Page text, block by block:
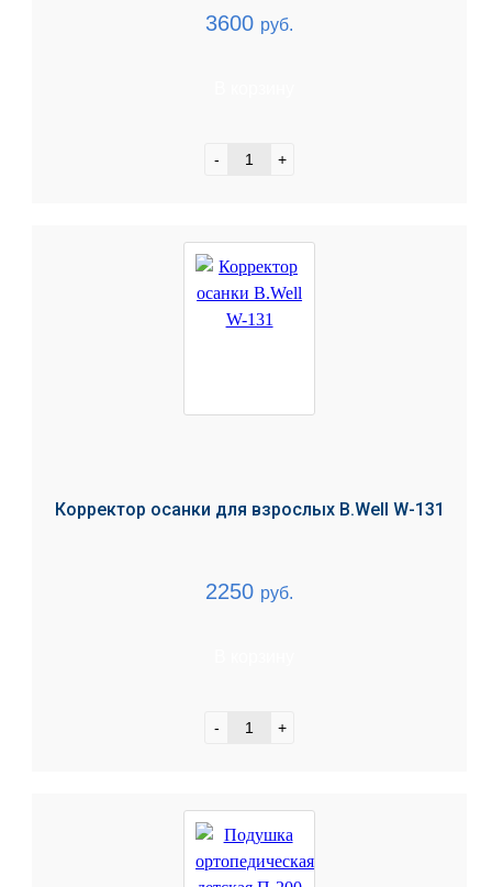
3600 руб.
- +
Корректор осанки для взрослых B.Well W-131
2250 руб.
- +